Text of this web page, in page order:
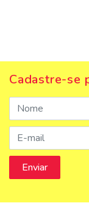
Cadastre-se